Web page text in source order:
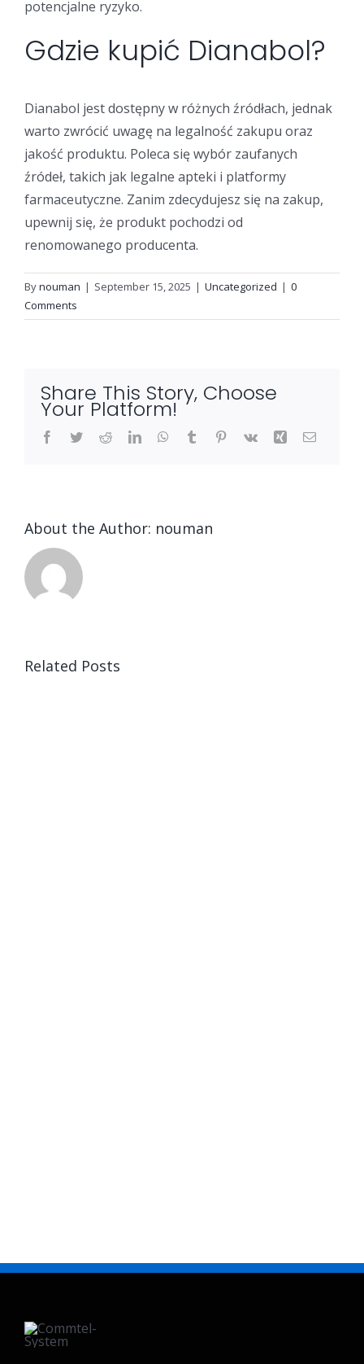
potencjalne ryzyko.
Gdzie kupić Dianabol?
Dianabol jest dostępny w różnych źródłach, jednak
warto zwrócić uwagę na legalność zakupu oraz
jakość produktu. Poleca się wybór zaufanych
źródeł, takich jak legalne apteki i platformy
farmaceutyczne. Zanim zdecydujesz się na zakup,
upewnij się, że produkt pochodzi od
renomowanego producenta.
Bynouman | September 15, 2025 | Uncategorized | 0
Comments
Share This Story, Choose
Your Platform!
Facebook
TwitterRedditLinkedInWhatsApp
Tumblr Pinterest
Vk Xing Email
About the Author: nouman
Related Posts